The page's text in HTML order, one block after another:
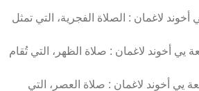
لاغمان : الصلاة الفجرية، التي تمثل
يي أخوند لاغمان : صلاة الظهر، التي تُقام
يي أخوند لاغمان : صلاة العصر، التي